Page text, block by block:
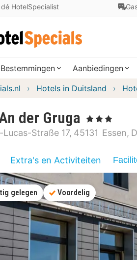
HotelSpecialist
Bestemmingen Aanbiedingen
Hotels in Duitsland
der Gruga , 3 Sterren
Lucas-Straße 17 45131 Essen
Extra's en Activiteiten
gelegen Voordelig